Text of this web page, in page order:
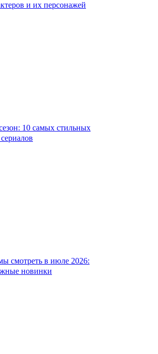
и их персонажей
10 самых стильных
смотреть в июле 2026:
новинки